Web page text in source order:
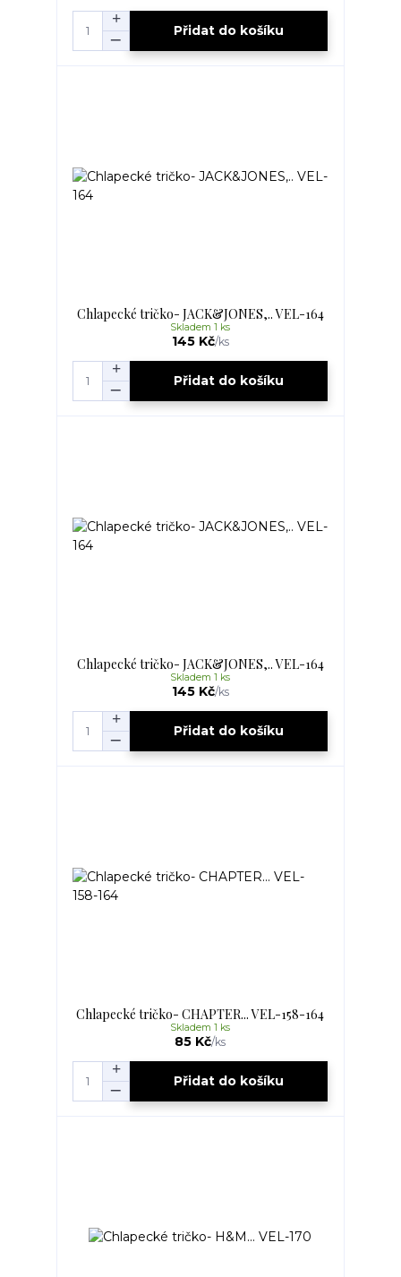
Přidat do košíku
Chlapecké tričko- JACK&JONES,.. VEL-164
145 Kč/ks
Skladem 1 ks
Přidat do košíku
Chlapecké tričko- JACK&JONES,.. VEL-164
145 Kč/ks
Skladem 1 ks
Přidat do košíku
Chlapecké tričko- CHAPTER... VEL-158-164
85 Kč/ks
Skladem 1 ks
Přidat do košíku